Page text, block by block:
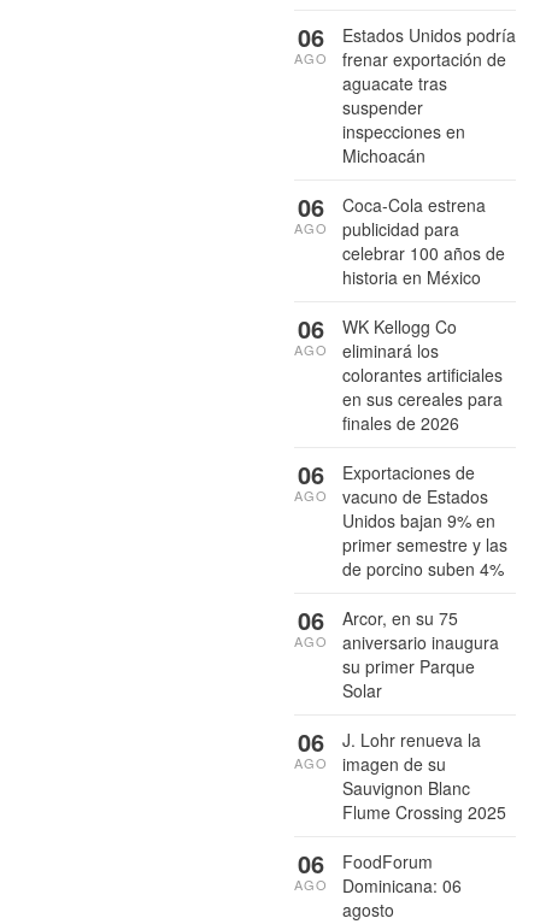
Estados Unidos podría
frenar exportación de
aguacate tras
suspender
inspecciones en
Michoacán
06
AGO
Coca-Cola estrena
publicidad para
celebrar 100 años de
historia en México
06
AGO
WK Kellogg Co
eliminará los
colorantes artificiales
en sus cereales para
finales de 2026
06
AGO
Exportaciones de
vacuno de Estados
Unidos bajan 9% en
primer semestre y las
de porcino suben 4%
06
AGO
Arcor, en su 75
aniversario inaugura
su primer Parque
Solar
06
AGO
J. Lohr renueva la
imagen de su
Sauvignon Blanc
Flume Crossing 2025
06
AGO
FoodForum
Dominicana: 06
agosto
06
AGO